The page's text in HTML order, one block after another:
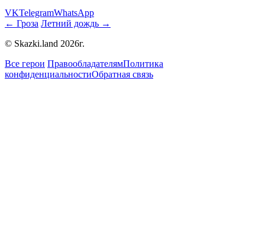
VKTelegramWhatsApp
← Гроза Летний дождь →
© Skazki.land 2026г.
Все герои ПравообладателямПолитика
конфиденциальностиОбратная связь